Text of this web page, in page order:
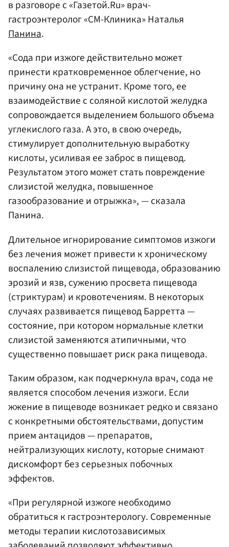
в разговоре с «Газетой.Ru» врач-
гастроэнтеролог «СМ-Клиника» Наталья
Панина.
«Сода при изжоге действительно может
принести кратковременное облегчение, но
причину она не устранит. Кроме того, ее
взаимодействие с соляной кислотой желудка
сопровождается выделением большого объема
углекислого газа. А это, в свою очередь,
стимулирует дополнительную выработку
кислоты, усиливая ее заброс в пищевод.
Результатом этого может стать повреждение
слизистой желудка, повышенное
газообразование и отрыжка», — сказала
Панина.
Длительное игнорирование симптомов изжоги
без лечения может привести к хроническому
воспалению слизистой пищевода, образованию
эрозий и язв, сужению просвета пищевода
(стриктурам) и кровотечениям. В некоторых
случаях развивается пищевод Барретта —
состояние, при котором нормальные клетки
слизистой заменяются атипичными, что
существенно повышает риск рака пищевода.
Таким образом, как подчеркнула врач, сода не
является способом лечения изжоги. Если
жжение в пищеводе возникает редко и связано
с конкретными обстоятельствами, допустим
прием антацидов — препаратов,
нейтрализующих кислоту, которые снимают
дискомфорт без серьезных побочных
эффектов.
«При регулярной изжоге необходимо
обратиться к гастроэнтерологу. Современные
методы терапии кислотозависимых